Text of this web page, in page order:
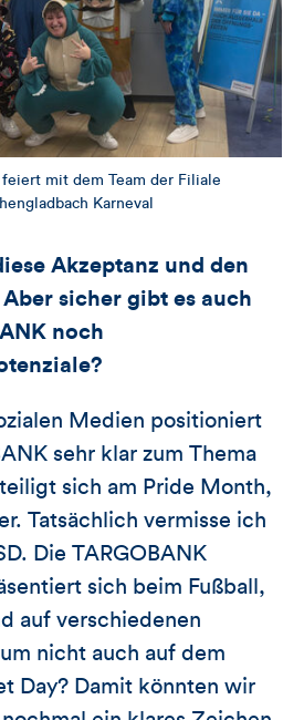
feiert mit dem Team der Filiale
Karneval
Akzeptanz und den
sicher gibt es auch
noch
Medien positioniert
sehr klar zum Thema
sich am Pride Month,
Tatsächlich vermisse ich
Die TARGOBANK
sich beim Fußball,
auf verschiedenen
nicht auch auf dem
Day? Damit könnten wir